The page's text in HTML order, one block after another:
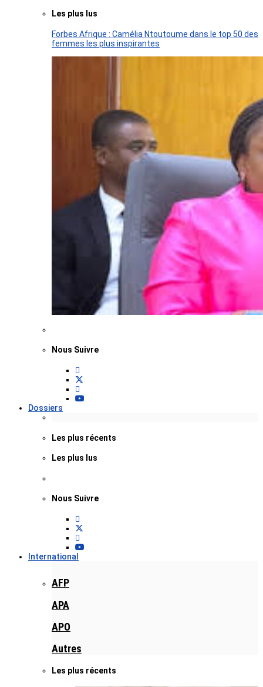
Les plus lus
Forbes Afrique : Camélia Ntoutoume dans le top 50 des
femmes les plus inspirantes
Nous Suivre
Dossiers
Les plus récents
Les plus lus
Nous Suivre
International
AFP
APA
APO
Autres
Les plus récents